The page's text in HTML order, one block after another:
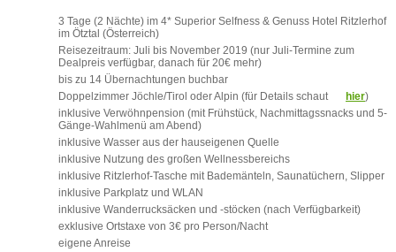
3 Tage (2 Nächte) im 4* Superior Selfness & Genuss Hotel Ritzlerhof
im Ötztal (Österreich)
Reisezeitraum: Juli bis November 2019 (nur Juli-Termine zum
Dealpreis verfügbar, danach für 20€ mehr)
bis zu 14 Übernachtungen buchbar
Doppelzimmer Jöchle/Tirol oder Alpin (für Details schaut
hier)
inklusive Verwöhnpension (mit Frühstück, Nachmittagssnacks und 5-
Gänge-Wahlmenü am Abend)
inklusive Wasser aus der hauseigenen Quelle
inklusive Nutzung des großen Wellnessbereichs
inklusive Ritzlerhof-Tasche mit Bademänteln, Saunatüchern, Slipper
inklusive Parkplatz und WLAN
inklusive Wanderrucksäcken und -stöcken (nach Verfügbarkeit)
exklusive Ortstaxe von 3€ pro Person/Nacht
eigene Anreise